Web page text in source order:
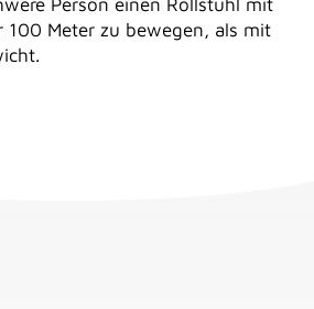
100 Meter zu bewegen, als mit